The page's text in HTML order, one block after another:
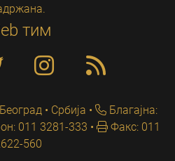
тим
• Србија
Благајна:
011 3281-333
Факс: 011
560